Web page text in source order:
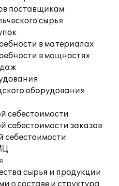
поставщикам
сырья
в материалах
в мощностях
оборудования
себестоимости
себестоимости заказов
себестоимости
сырья и продукции
о составе и структура